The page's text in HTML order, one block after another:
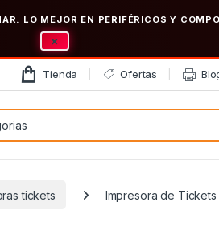
LO MEJOR EN PERIFÉRICOS Y
×
Tienda Ofertas
tickets Impresora de